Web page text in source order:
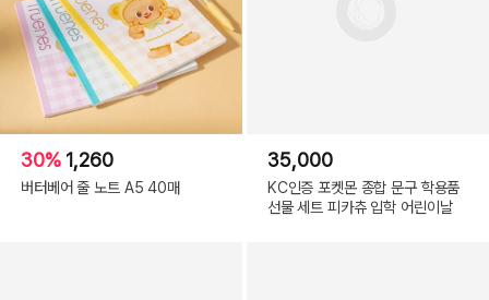
30% 1,260
버터베어 줄 노트 A5 40매
35,000
KC인증 포켓몬 종합 문구 학용품
선물 세트 피카츄 입학 어린이날